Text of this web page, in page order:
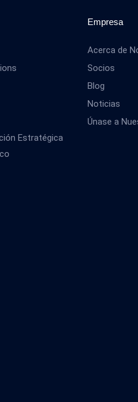
Estratégica
Empresa
Acerca de
Socios
Blog
Noticias
Únase a